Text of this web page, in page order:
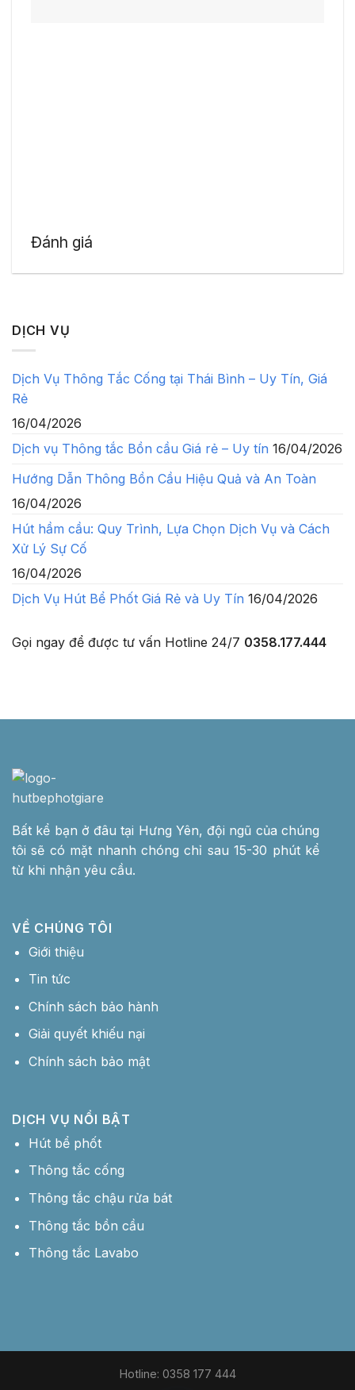
Đánh giá
DỊCH VỤ
Dịch Vụ Thông Tắc Cống tại Thái Bình – Uy Tín, Giá
Rẻ
16/04/2026
Dịch vụ Thông tắc Bồn cầu Giá rẻ – Uy tín 16/04/2026
Hướng Dẫn Thông Bồn Cầu Hiệu Quả và An Toàn
16/04/2026
Hút hầm cầu: Quy Trình, Lựa Chọn Dịch Vụ và Cách
Xử Lý Sự Cố
16/04/2026
Dịch Vụ Hút Bể Phốt Giá Rẻ và Uy Tín 16/04/2026
Gọi ngay để được tư vấn Hotline 24/7 0358.177.444
Bất kể bạn ở đâu tại Hưng Yên, đội ngũ của chúng
tôi sẽ có mặt nhanh chóng chỉ sau 15-30 phút kể
từ khi nhận yêu cầu.
VỀ CHÚNG TÔI
Giới thiệu
Tin tức
Chính sách bảo hành
Giải quyết khiếu nại
Chính sách bảo mật
DỊCH VỤ NỔI BẬT
Hút bể phốt
Thông tắc cống
Thông tắc chậu rửa bát
Thông tắc bồn cầu
Thông tắc Lavabo
Hotline: 0358 177 444